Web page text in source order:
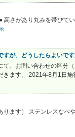
さがあり丸みを帯びて
が、どうしたらよいです
お問い合わせの区分
きます。 2021年8月1日施
ます） ステンレスなべ